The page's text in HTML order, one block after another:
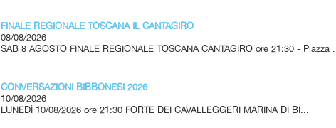
FINALE REGIONALE TOSCANA IL CANTAGIRO
08/08/2026
SAB 8 AGOSTO FINALE REGIONALE TOSCANA CANTAGIRO ore 21:30 - Piazza ...
CONVERSAZIONI BIBBONESI 2026
10/08/2026
LUNEDÌ 10/08/2026 ore 21:30 FORTE DEI CAVALLEGGERI MARINA DI BI...